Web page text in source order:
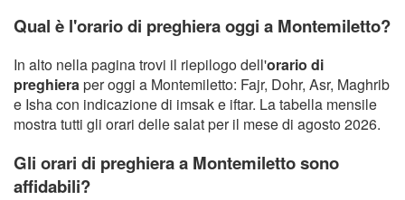
Qual è l'orario di preghiera oggi a Montemiletto?
In alto nella pagina trovi il riepilogo dell'orario di
preghieraper oggi a Montemiletto: Fajr, Dohr, Asr, Maghrib
e Isha con indicazione di imsak e iftar. La tabella mensile
mostra tutti gli orari delle salat per il mese di agosto 2026.
Gli orari di preghiera a Montemiletto sono
affidabili?